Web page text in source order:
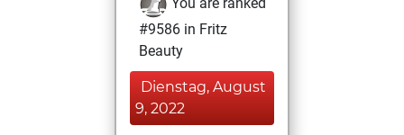
#9586 in Fritz
Beauty
Dienstag, August
9, 2022